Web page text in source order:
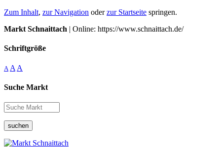
Zum Inhalt, zur Navigation oderzur Startseite springen.
Markt Schnaittach | Online: https://www.schnaittach.de/
Schriftgröße
A A A
Suche Markt
suchen